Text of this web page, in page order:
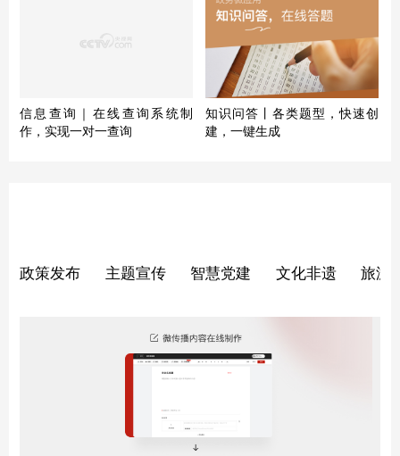
信息查询｜在线查询系统制
作，实现一对一查询
知识问答丨各类题型，快速创
建，一键生成
政策发布 主题宣传 智慧党建 文化非遗 旅游